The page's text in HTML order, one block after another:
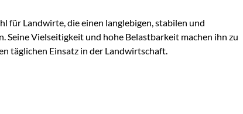
für Landwirte, die einen langlebigen, stabilen und
Seine Vielseitigkeit und hohe Belastbarkeit machen ihn zu
täglichen Einsatz in der Landwirtschaft.